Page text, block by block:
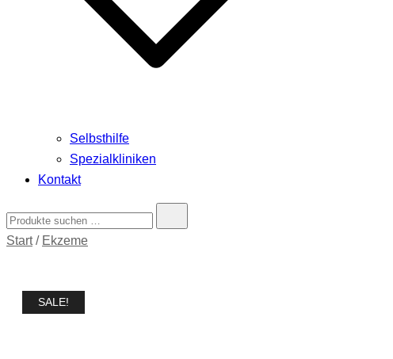
Selbsthilfe
Spezialkliniken
Kontakt
Start/ Ekzeme
SALE!